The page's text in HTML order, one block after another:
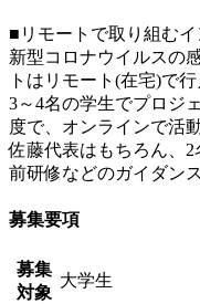
■リモートで取り組む
新型コロナウイルスの
トはリモート(在宅)で
3～4名の学生でプロジ
度で、オンラインで活
佐藤代表はもちろん、
前研修などのガイダン
募集要項
募集
対象
大学生